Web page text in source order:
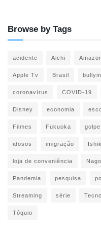
Browse by Tags
acidente Aichi
Apple Tv Brasil
coronavírus COVID-19
Disney economia
Filmes Fukuoka golpe
idosos imigração
loja de conveniência
Pandemia pesquisa
Streaming série
Tóquio